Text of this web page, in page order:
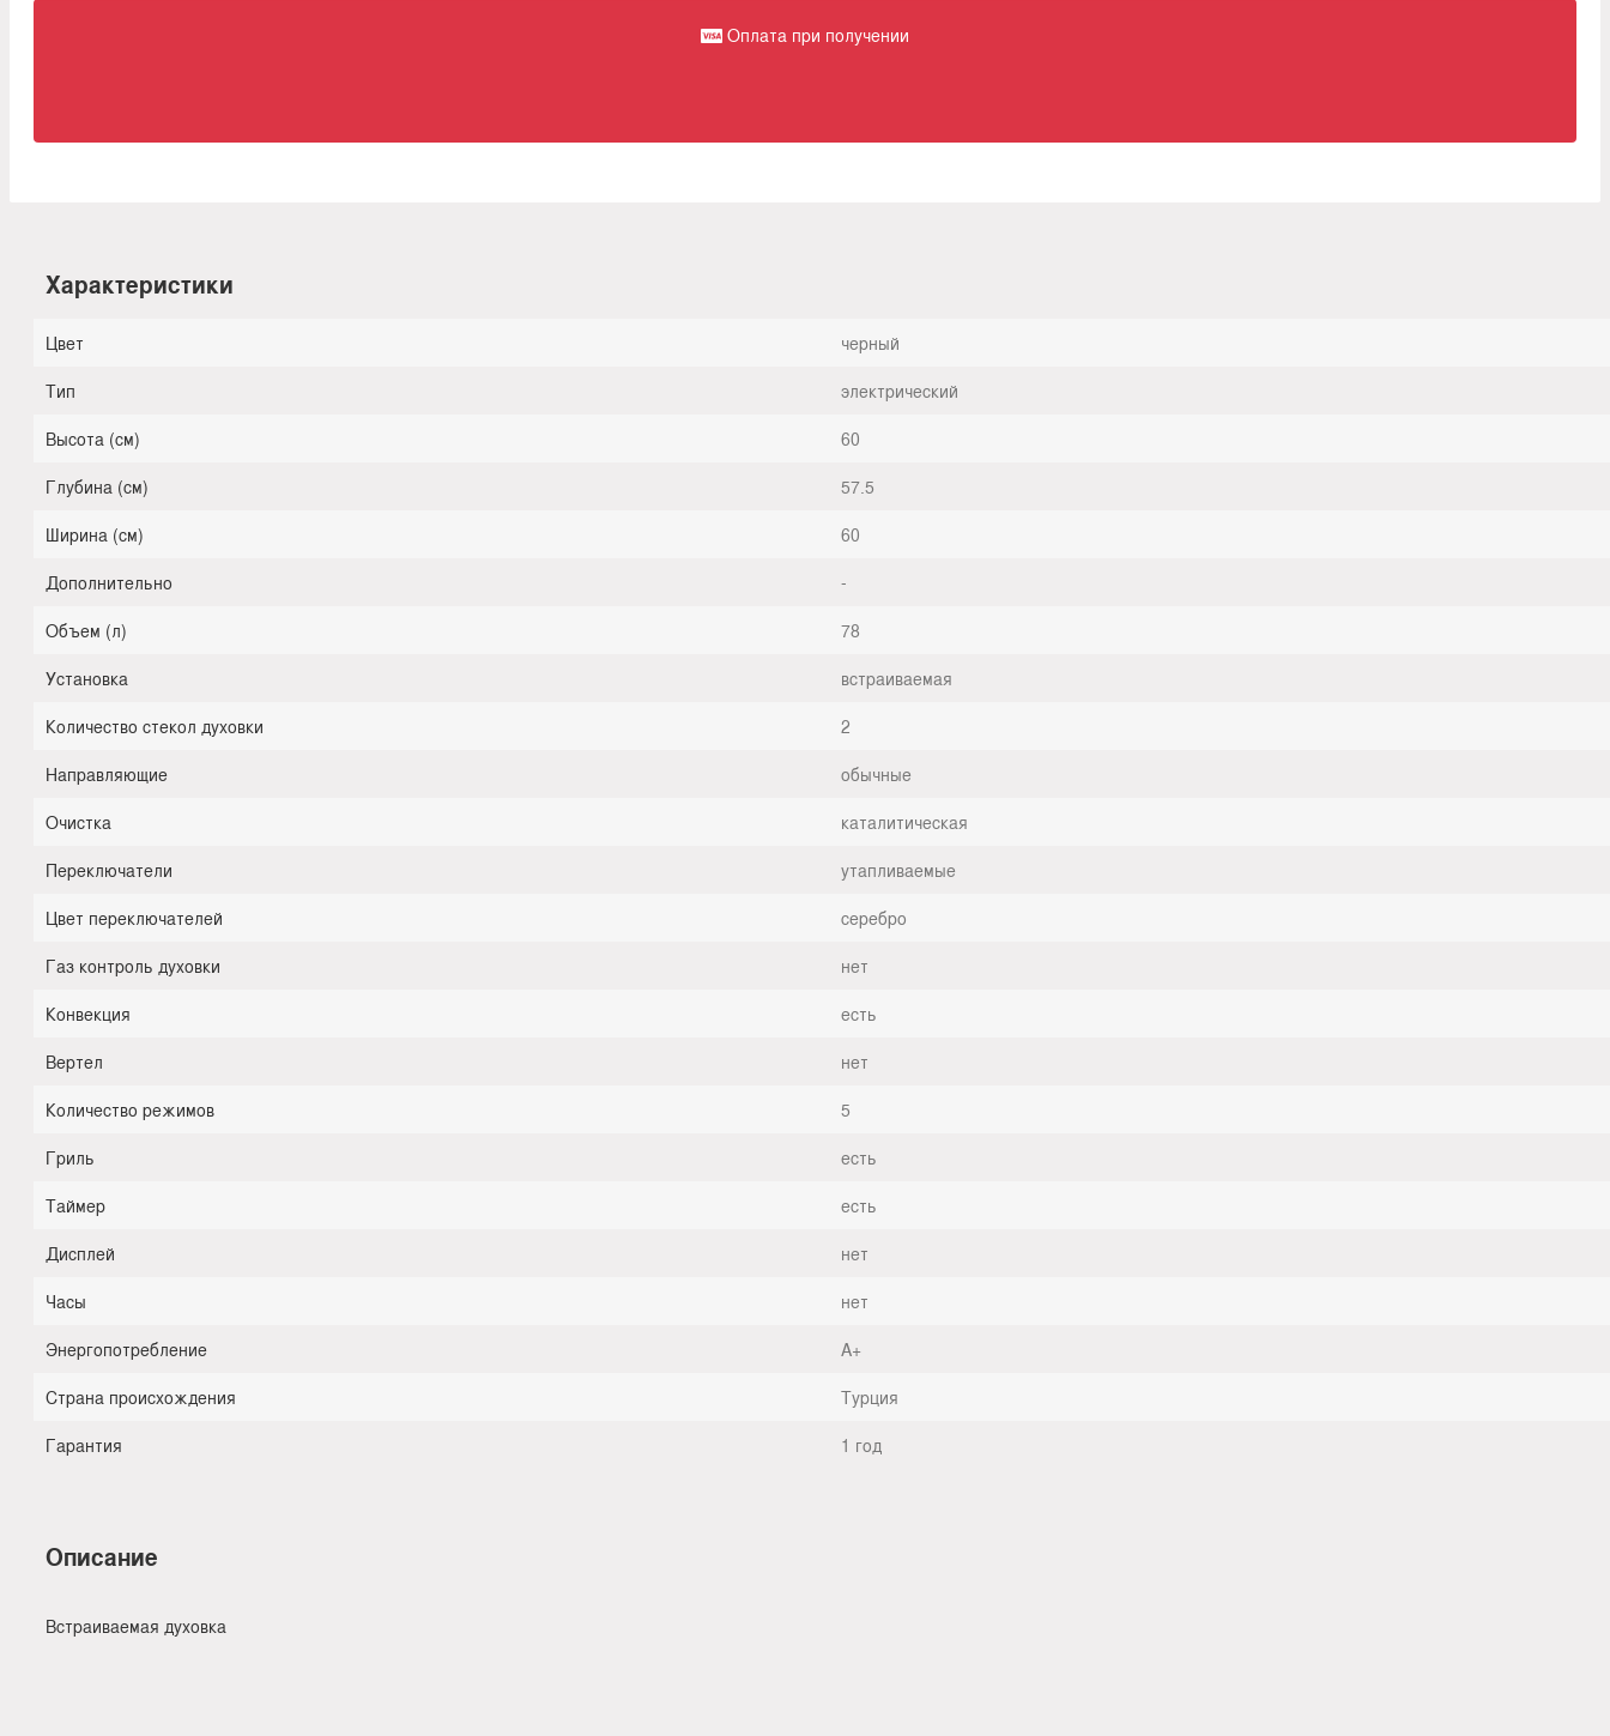
Оплата при получении
Характеристики
Цвет
черный
Тип
электрический
Высота (см)
60
Глубина (см)
57.5
Ширина (см)
60
Дополнительно
-
Объем (л)
78
Установка
встраиваемая
Количество стекол духовки
2
Направляющие
обычные
Очистка
каталитическая
Переключатели
утапливаемые
Цвет переключателей
серебро
Газ контроль духовки
нет
Конвекция
есть
Вертел
нет
Количество режимов
5
Гриль
есть
Таймер
есть
Дисплей
нет
Часы
нет
Энергопотребление
A+
Страна происхождения
Турция
Гарантия
1 год
Описание
Встраиваемая духовка